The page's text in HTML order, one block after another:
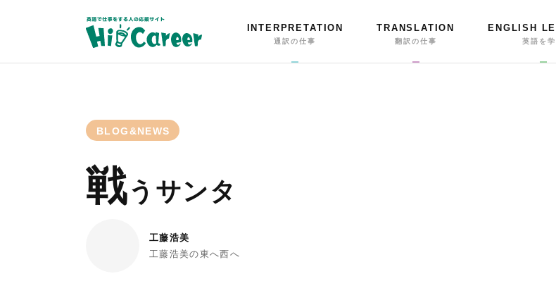
INTERPRETATION
通訳の仕事
TRANSLATION
翻訳の仕事
ENGLISH
英語を学
BLOG&NEWS
戦うサンタ
工藤浩美
工藤浩美の東へ西へ